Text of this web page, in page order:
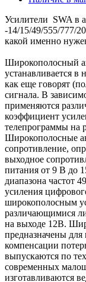
Усилители SWA в
-14/15/49/555/777/
какой именно
Широкополосный
устанавливается в
как еще говорят
сигнала. В
применяются
коэффициент
телепрограммы на
Широкополосные
сопротивление,
выходное
питания от 9 В до
диапазона частот
усиления
широкополосным
различающимися
на выходе 12В.
предназначены
компенсации
выпускаются по
современных
изготавливаются